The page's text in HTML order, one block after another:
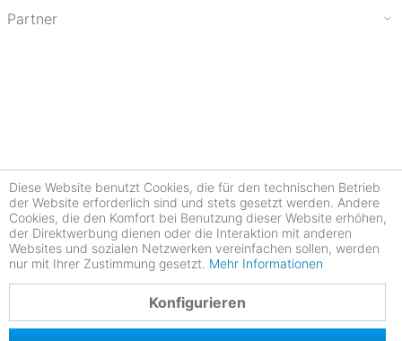
Partner
Diese Website benutzt Cookies, die für den technischen Betrieb
der Website erforderlich sind und stets gesetzt werden. Andere
Cookies, die den Komfort bei Benutzung dieser Website erhöhen,
der Direktwerbung dienen oder die Interaktion mit anderen
Websites und sozialen Netzwerken vereinfachen sollen, werden
nur mit Ihrer Zustimmung gesetzt. Mehr Informationen
Konfigurieren